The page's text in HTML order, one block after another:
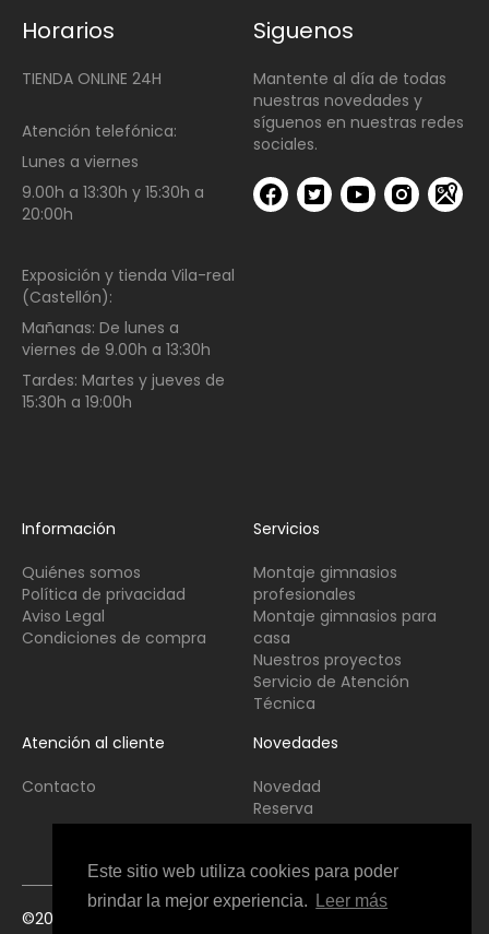
Este sitio web utiliza cookies para poder
brindar la mejor experiencia.
Leer más
Horarios
TIENDA ONLINE 24H
Atención telefónica:
Lunes a viernes
9.00h a 13:30h y 15:30h a
20:00h
Exposición y tienda Vila-real
(Castellón):
Mañanas: De lunes a
viernes de 9.00h a 13:30h
Tardes: Martes y jueves de
15:30h a 19:00h
Siguenos
Mantente al día de todas
nuestras novedades y
síguenos en nuestras redes
sociales.
Información
Quiénes somos
Política de privacidad
Aviso Legal
Condiciones de compra
Servicios
Montaje gimnasios
profesionales
Montaje gimnasios para
casa
Nuestros proyectos
Servicio de Atención
Técnica
Atención al cliente
Contacto
Novedades
Novedad
Reserva
Usado
©2021 Copyright Fitness Interior All Rights Reserved